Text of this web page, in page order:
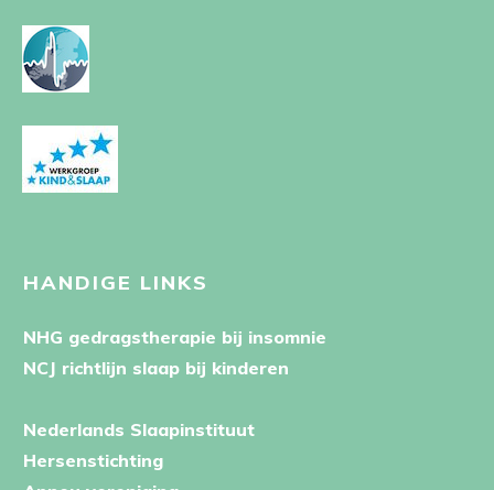
HANDIGE LINKS
NHG gedragstherapie bij insomnie
NCJ richtlijn slaap bij kinderen
Nederlands Slaapinstituut
Hersenstichting